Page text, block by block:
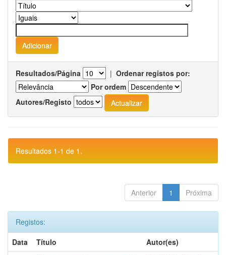
Resultados/Página | Ordenar registos por:
Por ordem
Autores/Registo
Resultados 1-1 de 1.
Anterior 1 Próxima
Registos:
Data
Título
Autor(es)